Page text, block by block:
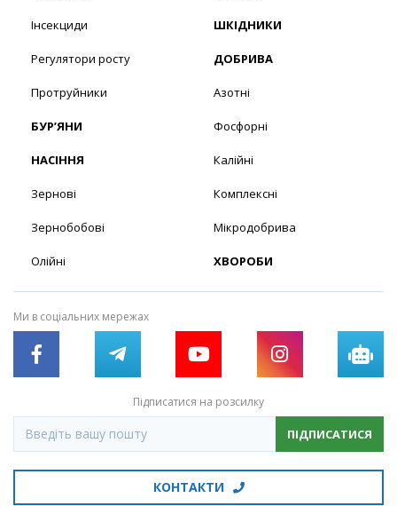
Інсекциди
Регулятори росту
Протруйники
БУР’ЯНИ
НАСІННЯ
Зернові
Зернобобові
Олійні
ШКІДНИКИ
ДОБРИВА
Азотні
Фосфорні
Калійні
Комплексні
Мікродобрива
ХВОРОБИ
Ми в соціальних мережах
Підписатися на розсилку
ПІДПИСАТИСЯ
КОНТАКТИ